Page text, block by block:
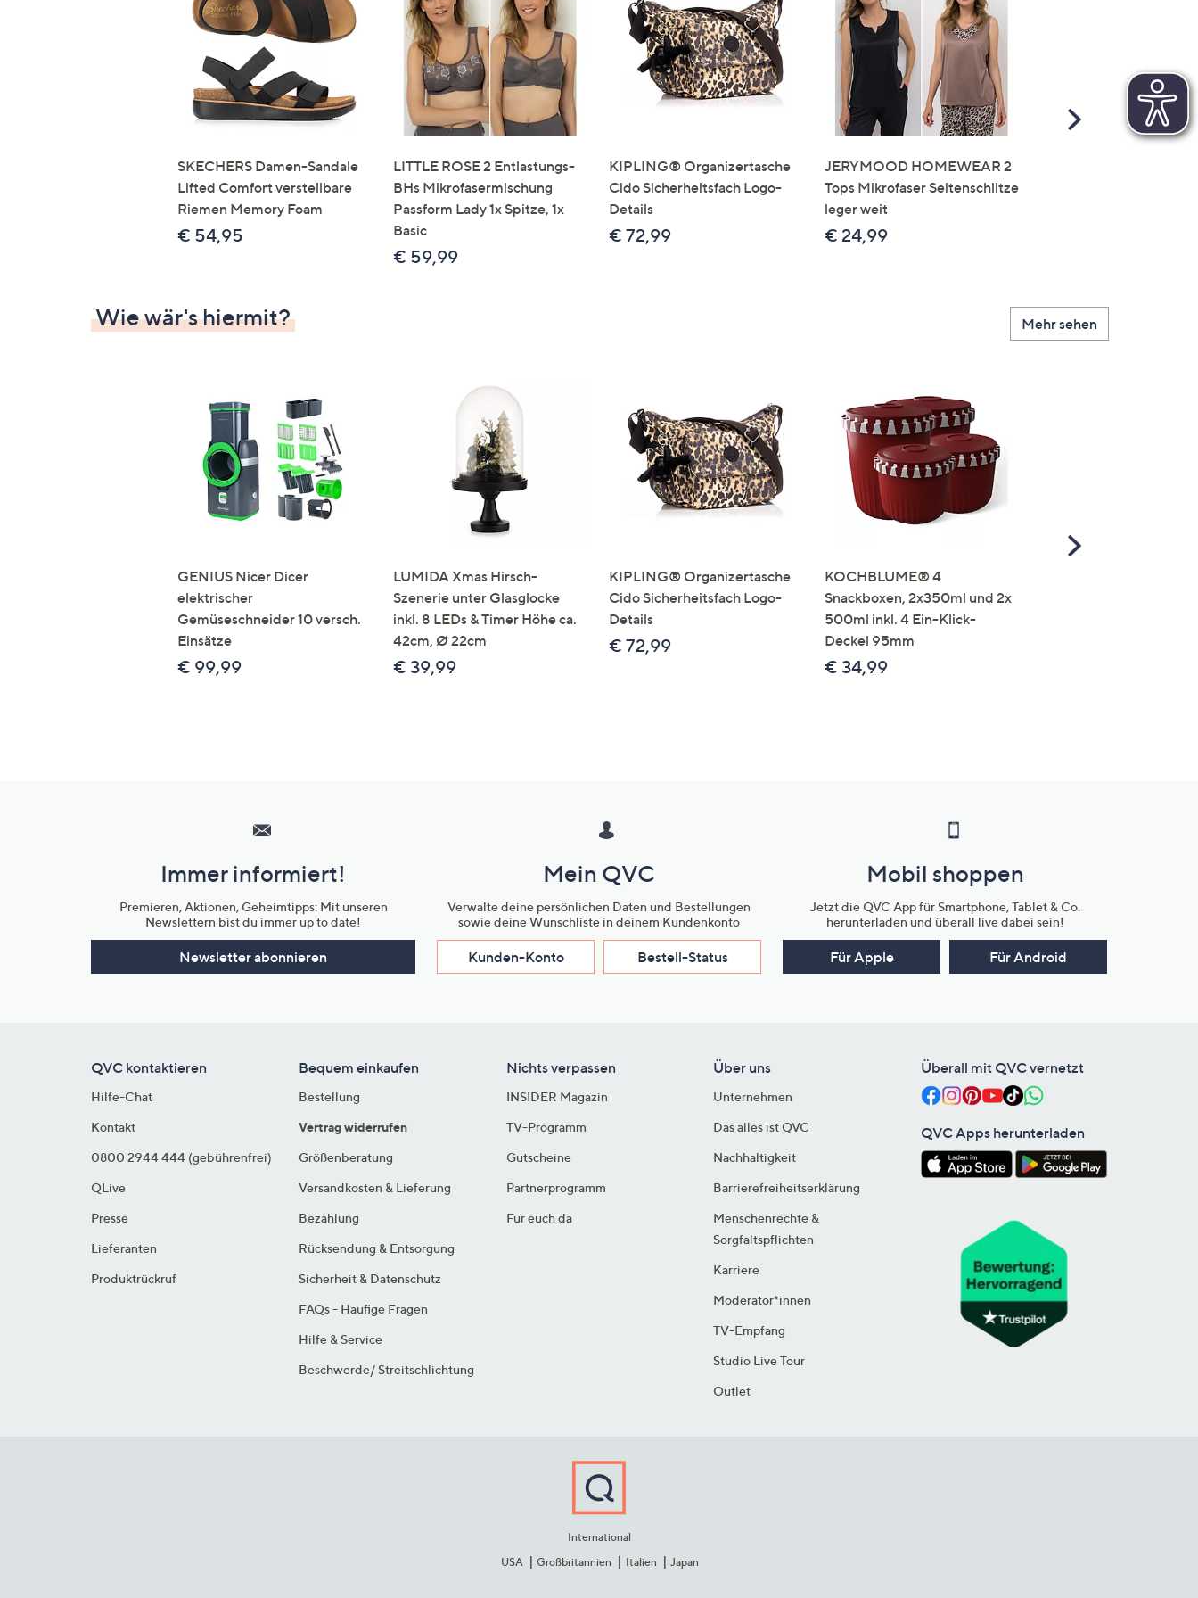
Touch-
Geräten
nach
links
bzw.
rechts,
um
diese
anzuzeigen.
SKECHERS Damen-Sandale
Lifted Comfort verstellbare
Riemen Memory Foam
€ 54,95
LITTLE ROSE 2 Entlastungs-
BHs Mikrofasermischung
Passform Lady 1x Spitze, 1x
Basic
€ 59,99
KIPLING® Organizertasche
Cido Sicherheitsfach Logo-
Details
€ 72,99
JERYMOOD HOMEWEAR 2
Tops Mikrofaser Seitenschlitze
leger weit
€ 24,99
Scroll
Wie wär's hiermit? Mehr sehen
GENIUS Nicer Dicer
elektrischer
Gemüseschneider 10 versch.
Einsätze
€ 99,99
LUMIDA Xmas Hirsch-
Szenerie unter Glasglocke
inkl. 8 LEDs & Timer Höhe ca.
42cm, Ø 22cm
€ 39,99
KIPLING® Organizertasche
Cido Sicherheitsfach Logo-
Details
€ 72,99
KOCHBLUME® 4
Snackboxen, 2x350ml und 2x
500ml inkl. 4 Ein-Klick-
Deckel 95mm
€ 34,99
Scroll
Unternehmensinformationen
Immer informiert!
Premieren, Aktionen, Geheimtipps: Mit unseren
Newslettern bist du immer up to date!
Newsletter abonnieren
Mein QVC
Verwalte deine persönlichen Daten und Bestellungen
sowie deine Wunschliste in deinem Kundenkonto
Kunden-Konto Bestell-Status
Mobil shoppen
Jetzt die QVC App für Smartphone, Tablet & Co.
herunterladen und überall live dabei sein!
Für Apple Für Android
QVC kontaktieren
Hilfe-Chat
Kontakt
0800 2944 444 (gebührenfrei)
QLive
Presse
Lieferanten
Produktrückruf
Bequem einkaufen
Bestellung
Vertrag widerrufen
Größenberatung
Versandkosten & Lieferung
Bezahlung
Rücksendung & Entsorgung
Sicherheit & Datenschutz
FAQs - Häufige Fragen
Hilfe & Service
Beschwerde/ Streitschlichtung
Nichts verpassen
INSIDER Magazin
TV-Programm
Gutscheine
Partnerprogramm
Für euch da
Über uns
Unternehmen
Das alles ist QVC
Nachhaltigkeit
Barrierefreiheitserklärung
Menschenrechte &
Sorgfaltspflichten
Karriere
Moderator*innen
TV-Empfang
Studio Live Tour
Outlet
Überall mit QVC vernetzt
QVC Apps herunterladen
International
USA
Großbritannien Italien Japan